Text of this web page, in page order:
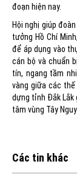
đoạn hiện nay.
Hội nghị giúp
tưởng Hồ Chí
để áp dụng vào
cán bộ và chuẩn
tín, ngang tầm
vàng giữa các
dựng tỉnh Đắk Lắk
tâm vùng Tây
Các tin khác